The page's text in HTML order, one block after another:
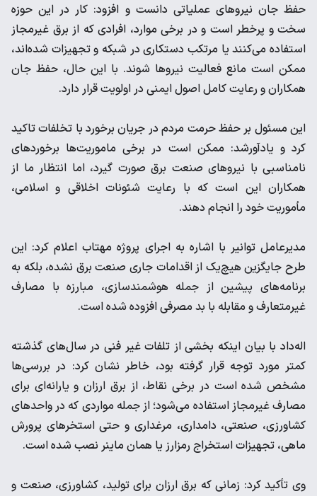
حفظ جان نیروهای عملیاتی دانست و افزود: کار در این حوزه
سخت و پرخطر است و در برخی موارد، افرادی که از برق غیرمجاز
استفاده می‌کنند یا مرتکب دستکاری در شبکه و تجهیزات شده‌اند،
ممکن است مانع فعالیت نیروها شوند. با این حال، حفظ جان
همکاران و رعایت کامل اصول ایمنی در اولویت قرار دارد.
این مسئول بر حفظ حرمت مردم در جریان برخورد با تخلفات تاکید
کرد و یادآورشد: ممکن است در برخی ماموریت‌ها برخوردهای
نامناسبی با نیروهای صنعت برق صورت گیرد، اما انتظار ما از
همکاران این است که با رعایت شئونات اخلاقی و اسلامی،
مأموریت خود را انجام دهند.
مدیرعامل توانیر با اشاره به اجرای پروژه مهتاب اعلام کرد: این
طرح جایگزین هیچ‌یک از اقدامات جاری صنعت برق نشده، بلکه به
برنامه‌های پیشین از جمله هوشمندسازی، مبارزه با مصارف
غیرمتعارف و مقابله با بد مصرفی افزوده شده است.
اله‌داد با بیان اینکه بخشی از تلفات غیر فنی در سال‌های گذشته
کمتر مورد توجه قرار گرفته بود، خاطر نشان کرد: در بررسی‌ها
مشخص شده است در برخی نقاط، از برق ارزان و یارانه‌ای برای
مصارف غیرمجاز استفاده می‌شود؛ از جمله مواردی که در واحدهای
کشاورزی، صنعتی، دامداری، مرغداری و حتی استخرهای پرورش
ماهی، تجهیزات استخراج رمزارز یا همان ماینر نصب شده است.
وی تأکید کرد: زمانی که برق ارزان برای تولید، کشاورزی، صنعت و